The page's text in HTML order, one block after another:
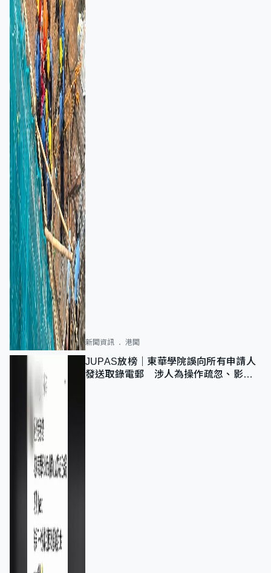
新聞資訊 港聞
JUPAS放榜｜東華學院誤向所有申請人
發送取錄電郵 涉人為操作疏忽、影響